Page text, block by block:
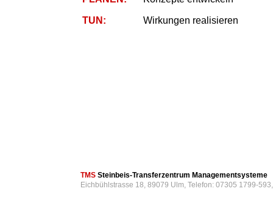
TUN: Wirkungen realisieren
TMS Steinbeis-Transferzentrum Managementsysteme
Eichbühlstrasse 18, 89079 Ulm, Telefon: 07305 1799-